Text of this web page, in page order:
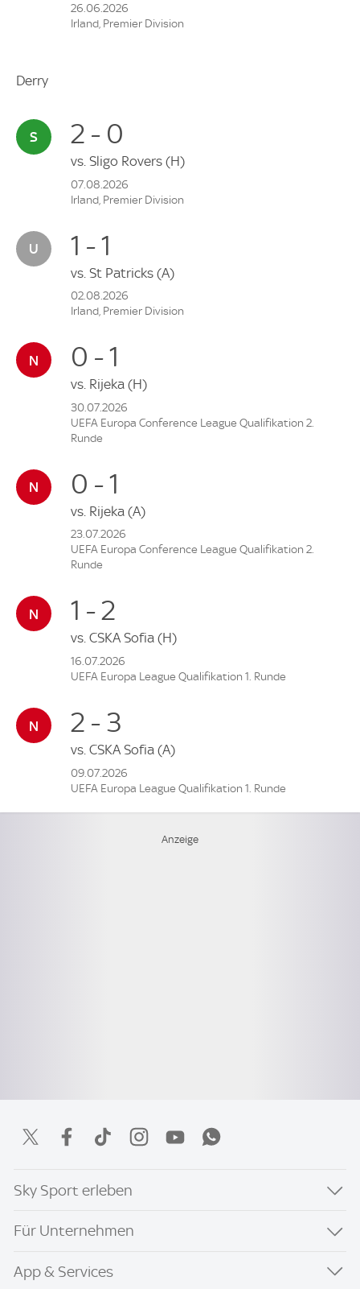
26.06.2026
Irland, Premier Division
Derry
2 - 0
vs. Sligo Rovers (H)
07.08.2026
Irland, Premier Division
1 - 1
vs. St Patricks (A)
02.08.2026
Irland, Premier Division
0 - 1
vs. Rijeka (H)
30.07.2026
UEFA Europa Conference League Qualifikation 2.
Runde
0 - 1
vs. Rijeka (A)
23.07.2026
UEFA Europa Conference League Qualifikation 2.
Runde
1 - 2
vs. CSKA Sofia (H)
16.07.2026
UEFA Europa League Qualifikation 1. Runde
2 - 3
vs. CSKA Sofia (A)
09.07.2026
UEFA Europa League Qualifikation 1. Runde
Sky Sport erleben
Für Unternehmen
App & Services